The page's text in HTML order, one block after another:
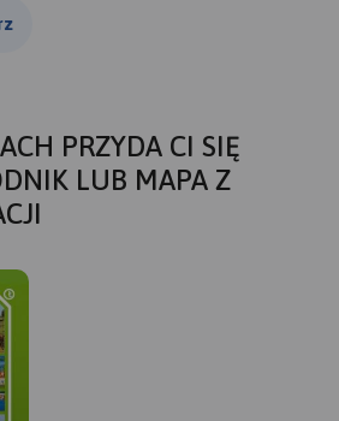
PRZYDA CI SIĘ
LUB MAPA Z